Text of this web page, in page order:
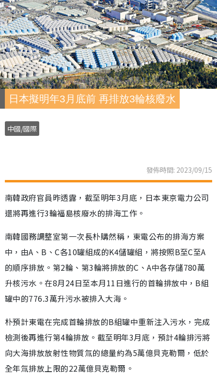
日本擬明年3月底前 再排放3輪核廢水
中國/國際
發佈時間: 2023/09/15
南韓政府官員昨透露，截至明年3月底，日本東京電力公司
還將再進行3輪福島核廢水的排海工作。
南韓國務調整室第一次長朴購然稱，東電公布的排海方案
中，由A、B、C各10罐組成的K4儲罐組，將按照B至C至A
的順序排放。第2輪、第3輪將排放的C、A中各存儲780萬
升核污水。在8月24日至本月11日進行的首輪排放中，B組
罐中的776.3萬升污水被排入大海。
朴預計東電在完成首輪排放的B組罐中重新注入污水，完成
檢測後再進行第4輪排放。截至明年3月底，預計4輪排污將
向大海排放放射性物質氚的總量約為5萬億貝克勒爾，低於
全年氚排放上限的22萬億貝克勒爾。